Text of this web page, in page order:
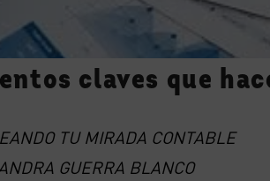
claves que
TU MIRADA CONTABLE
GUERRA BLANCO